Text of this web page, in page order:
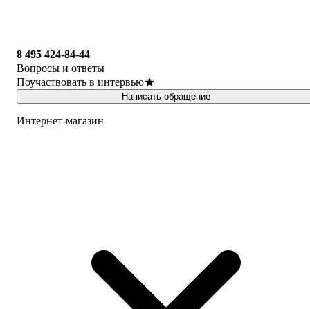
8 495 424-84-44
Вопросы и ответы
Поучаствовать в интервью
Написать обращение
Интернет-магазин